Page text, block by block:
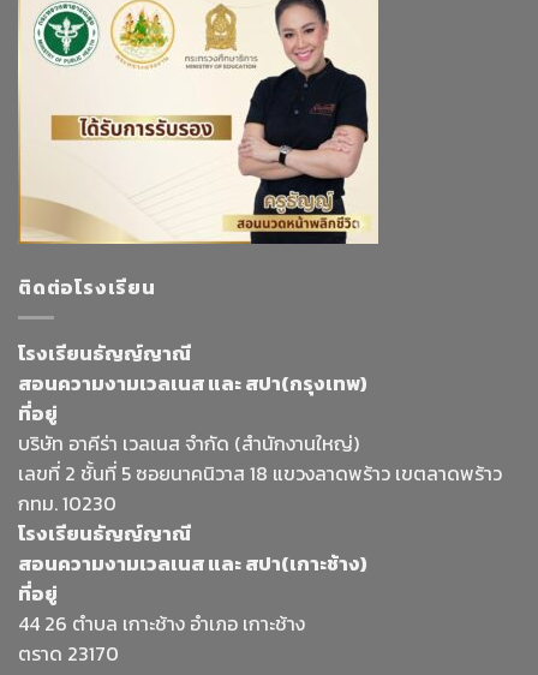
ติดต่อโรงเรียน
โรงเรียนธัญญ์ญาณี
สอนความงามเวลเนส และ สปา(กรุงเทพ)
ที่อยู่
บริษัท อาคีร่า เวลเนส จำกัด (สำนักงานใหญ่)
เลขที่ 2 ชั้นที่ 5 ซอยนาคนิวาส 18 แขวงลาดพร้าว เขตลาดพร้าว
กทม. 10230
โรงเรียนธัญญ์ญาณี
สอนความงามเวลเนส และ สปา(เกาะช้าง)
ที่อยู่
44 26 ตำบล เกาะช้าง อำเภอ เกาะช้าง
ตราด 23170